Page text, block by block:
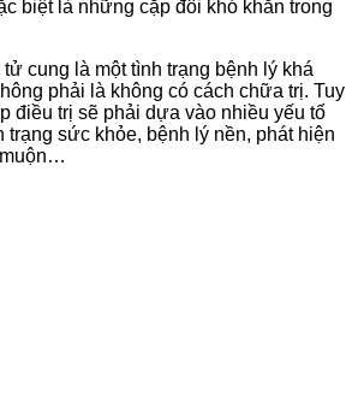
biệt là những cặp đôi khó khăn trong
cung là một tình trạng bệnh lý khá
phải là không có cách chữa trị. Tuy
điều trị sẽ phải dựa vào nhiều yếu tố
trạng sức khỏe, bệnh lý nền, phát hiện